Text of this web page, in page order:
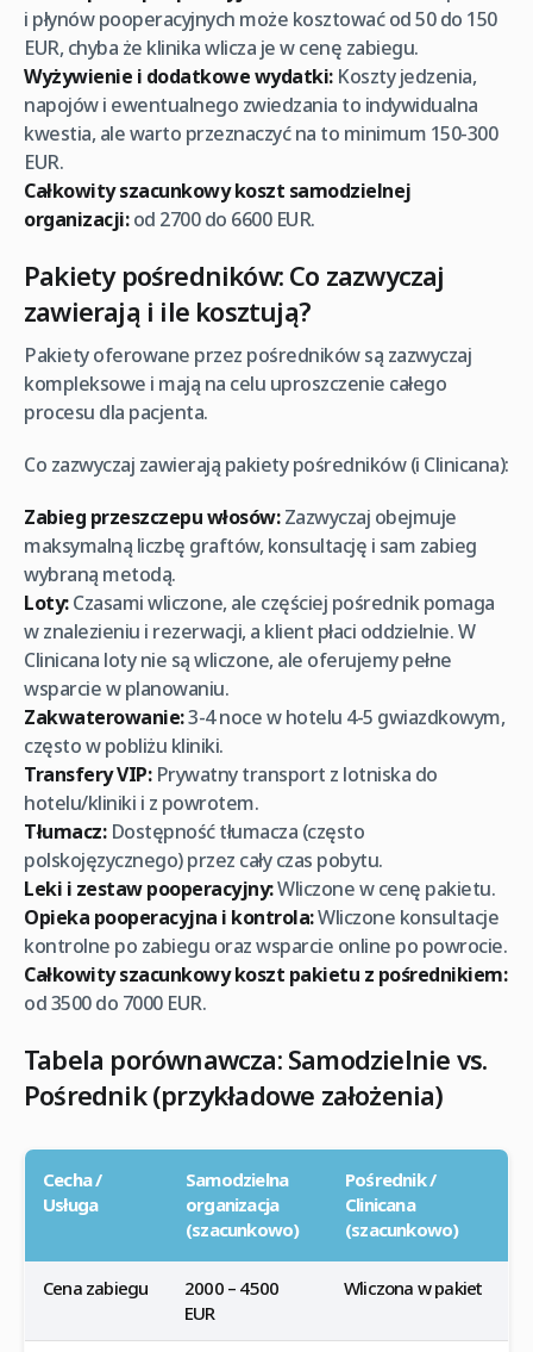
i płynów pooperacyjnych może kosztować od 50 do 150
EUR, chyba że klinika wlicza je w cenę zabiegu.
Wyżywienie i dodatkowe wydatki:Koszty jedzenia,
napojów i ewentualnego zwiedzania to indywidualna
kwestia, ale warto przeznaczyć na to minimum 150-300
EUR.
Całkowity szacunkowy koszt samodzielnej
organizacji:od 2700 do 6600 EUR.
Pakiety pośredników: Co zazwyczaj
zawierają i ile kosztują?
Pakiety oferowane przez pośredników są zazwyczaj
kompleksowe i mają na celu uproszczenie całego
procesu dla pacjenta.
Co zazwyczaj zawierają pakiety pośredników (i Clinicana):
Zabieg przeszczepu włosów:Zazwyczaj obejmuje
maksymalną liczbę graftów, konsultację i sam zabieg
wybraną metodą.
Loty:Czasami wliczone, ale częściej pośrednik pomaga
w znalezieniu i rezerwacji, a klient płaci oddzielnie. W
Clinicana loty nie są wliczone, ale oferujemy pełne
wsparcie w planowaniu.
Zakwaterowanie:3-4 noce w hotelu 4-5 gwiazdkowym,
często w pobliżu kliniki.
Transfery VIP:Prywatny transport z lotniska do
hotelu/kliniki i z powrotem.
Tłumacz:Dostępność tłumacza (często
polskojęzycznego) przez cały czas pobytu.
Leki i zestaw pooperacyjny:Wliczone w cenę pakietu.
Opieka pooperacyjna i kontrola:Wliczone konsultacje
kontrolne po zabiegu oraz wsparcie online po powrocie.
Całkowity szacunkowy koszt pakietu z pośrednikiem:
od 3500 do 7000 EUR.
Tabela porównawcza: Samodzielnie vs.
Pośrednik (przykładowe założenia)
Cecha /
Usługa
Samodzielna
organizacja
(szacunkowo)
Pośrednik /
Clinicana
(szacunkowo)
Cena zabiegu
2000 – 4500
EUR
Wliczona w pakiet